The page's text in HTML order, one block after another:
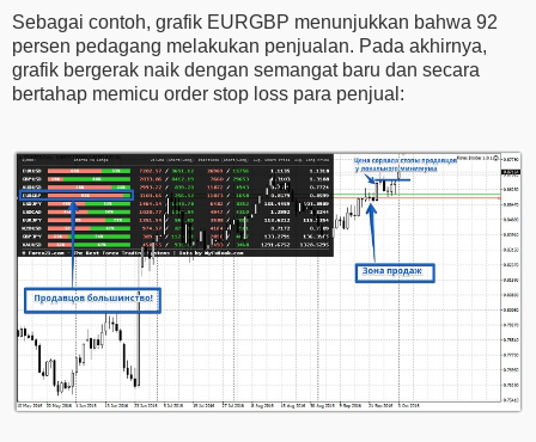
Sebagai contoh, grafik EURGBP menunjukkan bahwa 92
persen pedagang melakukan penjualan. Pada akhirnya,
grafik bergerak naik dengan semangat baru dan secara
bertahap memicu order stop loss para penjual: